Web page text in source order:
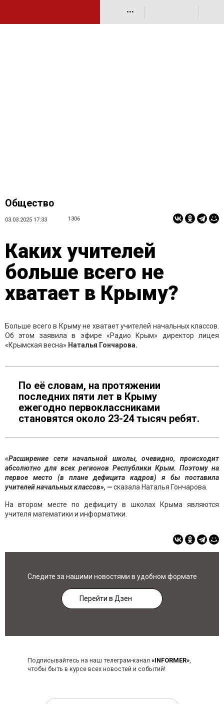
•••
Общество
03.03.2025 17:33 1306
Каких учителей
больше всего не
хватает в Крыму?
Больше всего в Крыму не хватает учителей начальных классов.
Об этом заявила в эфире «Радио Крым» директор лицея
«Крымская весна» Наталья Гончарова.
По её словам, на протяжении
последних пяти лет в Крыму
ежегодно первоклассниками
становятся около 23-24 тысяч ребят.
«Расширение сети начальной школы, очевидно, происходит
абсолютно для всех регионов Республики Крым. Поэтому на
первое место (в плане дефицита кадров) я бы поставила
учителей начальных классов», —сказала Наталья Гончарова.
На втором месте по дефициту в школах Крыма являются
учителя математики и информатики.
Следите за нашими новостями в удобном формате
Перейти в Дзен
Подписывайтесь на наш телеграм-канал «INFORMER»,
чтобы быть в курсе всех новостей и событий!